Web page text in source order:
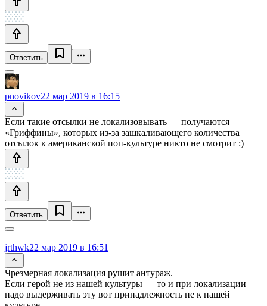
Ответить
pnovikov22 мар 2019 в 16:15
Если такие отсылки не локализовывать — получаются
«Гриффины», которых из-за зашкаливающего количества
отсылок к американской поп-культуре никто не смотрит :)
Ответить
jrthwk22 мар 2019 в 16:51
Чрезмерная локализация рушит антураж.
Если герой не из нашей культуры — то и при локализации
надо выдерживать эту вот принадлежность не к нашей